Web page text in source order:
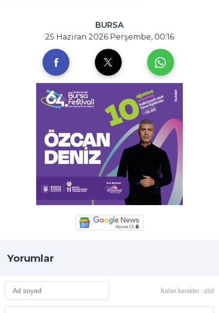
BURSA
25 Haziran 2026 Perşembe, 00:16
Yorumlar
Kalan karakter : 450